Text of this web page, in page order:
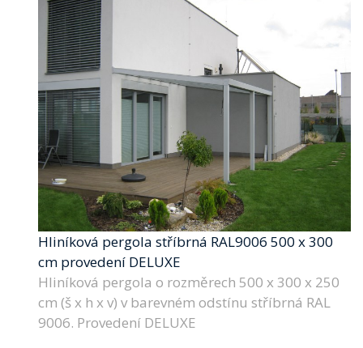
Hliníková pergola stříbrná RAL9006 500 x 300
cm provedení DELUXE
Hliníková pergola o rozměrech 500 x 300 x 250
cm (š x h x v) v barevném odstínu stříbrná RAL
9006. Provedení DELUXE